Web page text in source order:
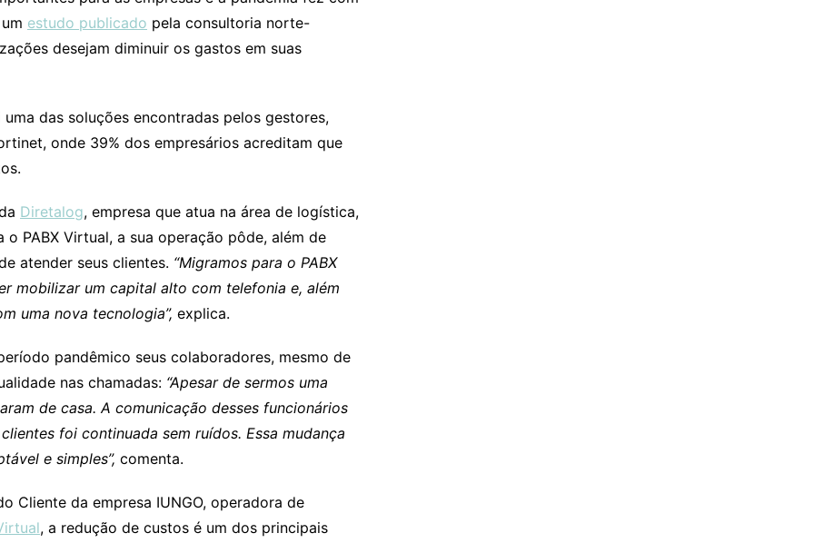
estudo publicado pela consultoria norte-
desejam diminuir os gastos em suas
das soluções encontradas pelos gestores,
onde 39% dos empresários acreditam que
Diretalog, empresa que atua na área de logística,
PABX Virtual, a sua operação pôde, além de
atender seus clientes. “Migramos para o PABX
mobilizar um capital alto com telefonia e, além
uma nova tecnologia”, explica.
pandêmico seus colaboradores, mesmo de
nas chamadas: “Apesar de sermos uma
de casa. A comunicação desses funcionários
foi continuada sem ruídos. Essa mudança
e simples”, comenta.
Cliente da empresa IUNGO, operadora de
, a redução de custos é um dos principais